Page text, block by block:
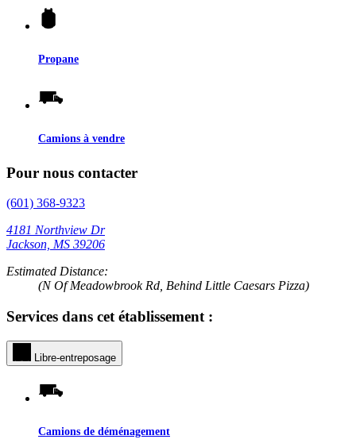
Propane
Camions à vendre
Pour nous contacter
(601) 368-9323
4181 Northview Dr
Jackson, MS 39206
Estimated Distance:
(N Of Meadowbrook Rd, Behind Little Caesars Pizza)
Services dans cet établissement :
Libre-entreposage
Camions de déménagement